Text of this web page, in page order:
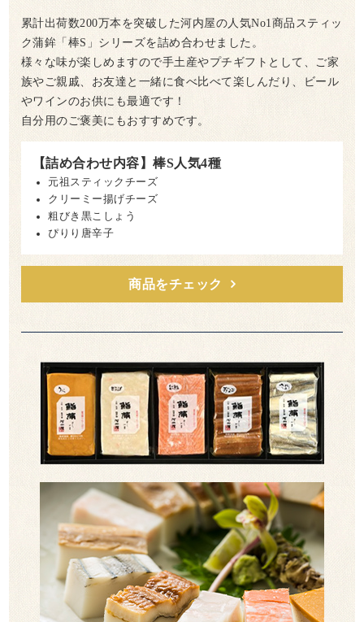
累計出荷数200万本を突破した河内屋の人気No1商品スティッ
ク蒲鉾「棒S」シリーズを詰め合わせました。
様々な味が楽しめますので手土産やプチギフトとして、ご家
族やご親戚、お友達と一緒に食べ比べて楽しんだり、ビール
やワインのお供にも最適です！
自分用のご褒美にもおすすめです。
【詰め合わせ内容】棒S人気4種
元祖スティックチーズ
クリーミー揚げチーズ
粗びき黒こしょう
ぴりり唐辛子
商品をチェック